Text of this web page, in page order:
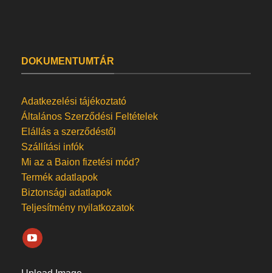
DOKUMENTUMTÁR
Adatkezelési tájékoztató
Általános Szerződési Feltételek
Elállás a szerződéstől
Szállítási infók
Mi az a Baion fizetési mód?
Termék adatlapok
Biztonsági adatlapok
Teljesítmény nyilatkozatok